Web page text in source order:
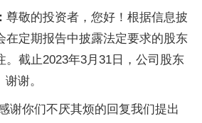
尊敬的投资者，您好！根据信息披
在定期报告中披露法定要求的股东
。截止2023年3月31日，公司股东
谢。
谢你们不厌其烦的回复我们提出